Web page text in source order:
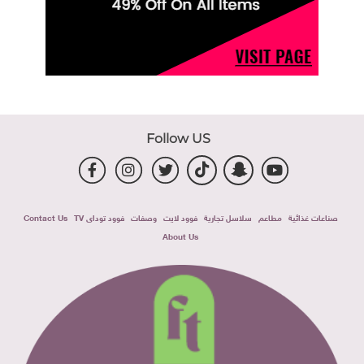
Follow US
صناعات غذائية مطاعم سلاسل تجارية فوود لايت وصفات فوود توداى TV
Contact Us
About Us